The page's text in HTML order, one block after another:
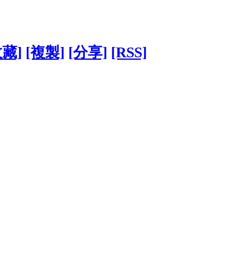
] [複製] [分享] [RSS]